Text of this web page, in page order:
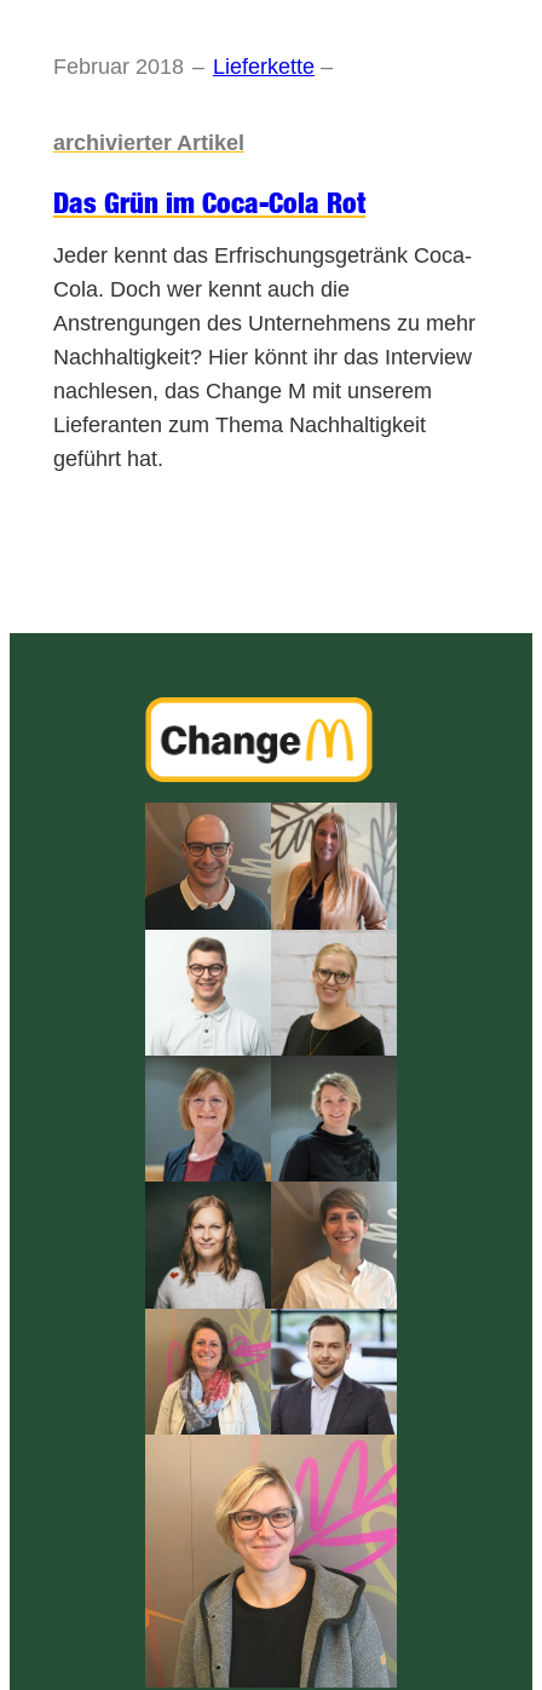
Februar 2018 – Lieferkette–
archivierter Artikel
Das Grün im Coca-Cola Rot
Jeder kennt das Erfrischungsgetränk Coca-
Cola. Doch wer kennt auch die
Anstrengungen des Unternehmens zu mehr
Nachhaltigkeit? Hier könnt ihr das Interview
nachlesen, das Change M mit unserem
Lieferanten zum Thema Nachhaltigkeit
geführt hat.